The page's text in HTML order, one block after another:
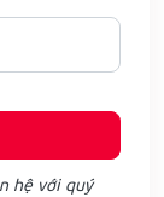
hệ với quý